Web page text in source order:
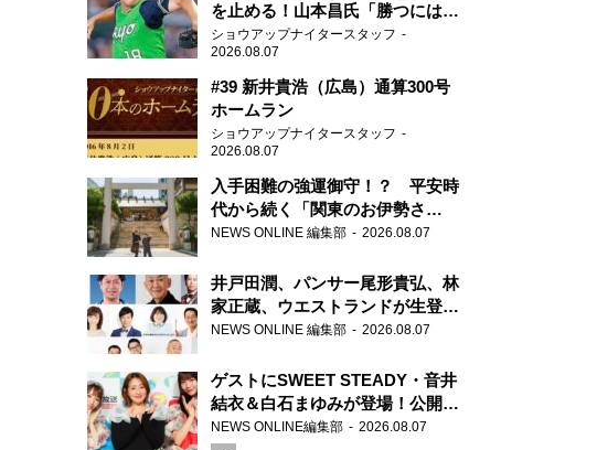
を止める！山本昌氏「勝つにはこ
ういう形しかない」
ショウアップナイタースタッフ
2026.08.07
#39 新井貴浩（広島）通算300号
ホームラン
ショウアップナイタースタッフ
2026.08.07
入手困難の強運御守！？ 平安時
代から続く「関東のお伊勢さ
ま」、芝大神宮にてランパンプス
NEWS ONLINE 編集部 2026.08.07
井戸田潤、パンサー尾形貴弘、林
家正蔵、ウエストランドが生登
場！『ラジオビバリー昼ズ』
NEWS ONLINE 編集部 2026.08.07
ゲストにSWEET STEADY・音井
結衣＆白石まゆみが登場！公開収
録で素顔全開！
NEWS ONLINE編集部 2026.08.07